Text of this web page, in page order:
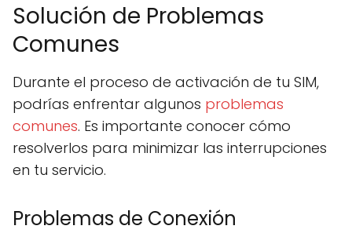
Solución de Problemas
Comunes
Durante el proceso de activación de tu SIM,
podrías enfrentar algunos problemas
comunes. Es importante conocer cómo
resolverlos para minimizar las interrupciones
en tu servicio.
Problemas de Conexión